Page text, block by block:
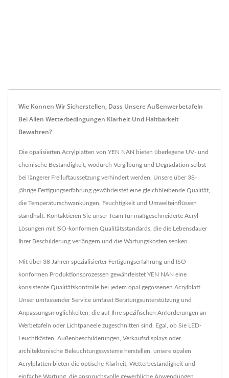
Wie Können Wir Sicherstellen, Dass Unsere Außenwerbetafeln
Bei Allen Wetterbedingungen Klarheit Und Haltbarkeit
Bewahren?
Die opalisierten Acrylplatten von YEN NAN bieten überlegene UV- und
chemische Beständigkeit, wodurch Vergilbung und Degradation selbst
bei längerer Freiluftaussetzung verhindert werden. Unsere über 38-
jährige Fertigungserfahrung gewährleistet eine gleichbleibende Qualität,
die Temperaturschwankungen, Feuchtigkeit und Umwelteinflüssen
standhält. Kontaktieren Sie unser Team für maßgeschneiderte Acryl-
Lösungen mit ISO-konformen Qualitätsstandards, die die Lebensdauer
Ihrer Beschilderung verlängern und die Wartungskosten senken.
Mit über 38 Jahren spezialisierter Fertigungserfahrung und ISO-
konformen Produktionsprozessen gewährleistet YEN NAN eine
konsistente Qualitätskontrolle bei jedem opal gegossenen Acrylblatt.
Unser umfassender Service umfasst Beratungsunterstützung und
Anpassungsmöglichkeiten, die auf Ihre spezifischen Anforderungen an
Werbetafeln oder Lichtpaneele zugeschnitten sind. Egal, ob Sie LED-
Leuchtkästen, Außenbeschilderungen, Verkaufsdisplays oder
architektonische Beleuchtungssysteme herstellen, unsere opalen
Acrylplatten bieten die optische Klarheit, Wetterbeständigkeit und
einfache Wartung, die anspruchsvolle gewerbliche Anwendungen